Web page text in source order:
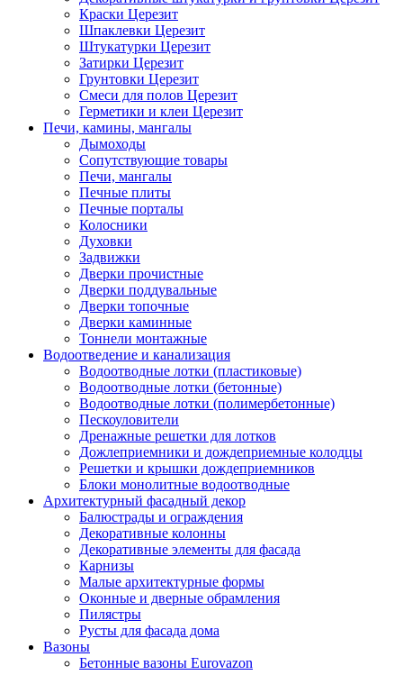
Краски Церезит
Шпаклевки Церезит
Штукатурки Церезит
Затирки Церезит
Грунтовки Церезит
Смеси для полов Церезит
Герметики и клеи Церезит
Печи, камины, мангалы
Дымоходы
Сопутствующие товары
Печи, мангалы
Печные плиты
Печные порталы
Колосники
Духовки
Задвижки
Дверки прочистные
Дверки поддувальные
Дверки топочные
Дверки каминные
Тоннели монтажные
Водоотведение и канализация
Водоотводные лотки (пластиковые)
Водоотводные лотки (бетонные)
Водоотводные лотки (полимербетонные)
Пескоуловители
Дренажные решетки для лотков
Дожлеприемники и дождеприемные колодцы
Решетки и крышки дождеприемников
Блоки монолитные водоотводные
Архитектурный фасадный декор
Балюстрады и ограждения
Декоративные колонны
Декоративные элементы для фасада
Карнизы
Малые архитектурные формы
Оконные и дверные обрамления
Пилястры
Русты для фасада дома
Вазоны
Бетонные вазоны Eurovazon